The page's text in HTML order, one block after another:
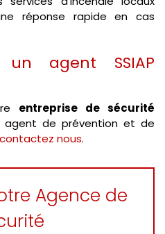
réponse rapide en cas
agent SSIAP
entreprise de sécurité
agent de prévention et de
contactez nous.
Agence de